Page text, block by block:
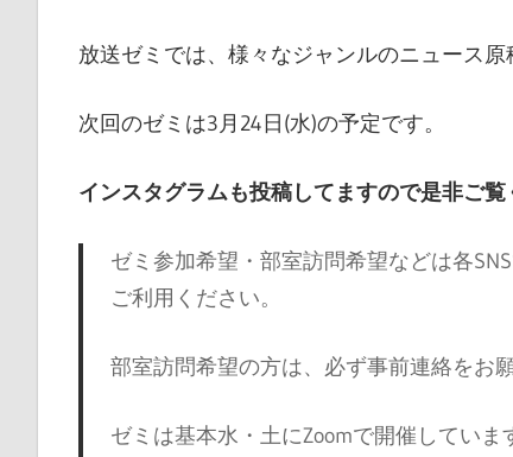
放送ゼミでは、様々なジャンルのニュース
次回のゼミは3月24日(水)の予定です。
インスタグラムも投稿してますので是非ご覧
ゼミ参加希望・部室訪問希望などは各
ご利用ください。
部室訪問希望の方は、必ず事前連絡をお願
ゼミは基本水・土にZoomで開催していま